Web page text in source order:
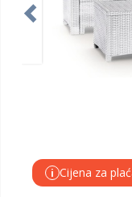
i Cijena za